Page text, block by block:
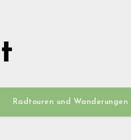
Radtouren und Wanderungen